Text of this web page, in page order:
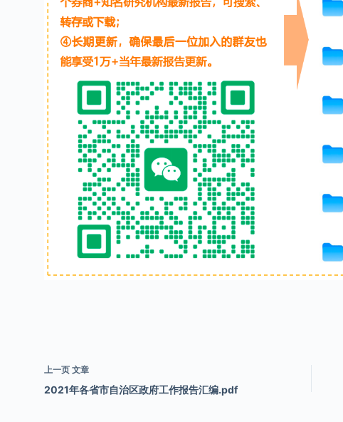
上一页 文章
2021年各省市自治区政府工作报告汇编.pdf